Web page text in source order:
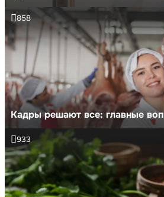
Кадры решают все: главные
858
933